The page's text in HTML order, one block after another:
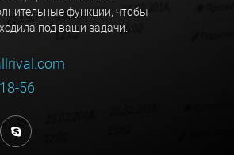
функции, чтобы
под ваши задачи.
56